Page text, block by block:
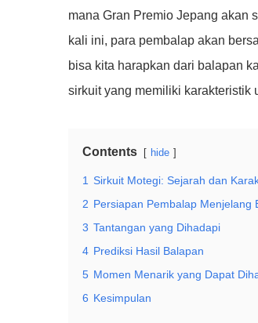
mana Gran Premio Jepang akan
kali ini, para pembalap akan
bisa kita harapkan dari balapan
sirkuit yang memiliki karakteristik
Contents hide
1 Sirkuit Motegi: Sejarah dan
2 Persiapan Pembalap Menjelang
3 Tantangan yang Dihadapi
4 Prediksi Hasil Balapan
5 Momen Menarik yang Dapat
6 Kesimpulan